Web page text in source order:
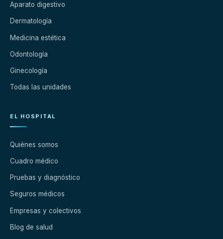
Aparato digestivo
Dermatología
Medicina estética
Odontología
Ginecología
Todas las unidades
EL HOSPITAL
Quiénes somos
Cuadro médico
Pruebas y diagnóstico
Seguros médicos
Empresas y colectivos
Blog de salud